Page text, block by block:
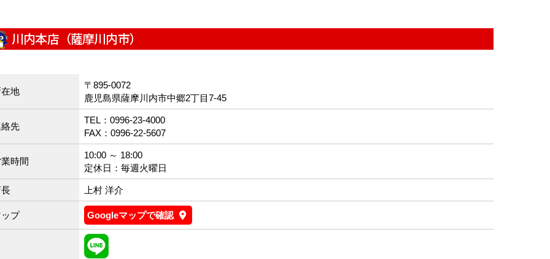
川内本店（薩摩川内市）
地
〒895-0072
鹿児島県薩摩川内市中郷2丁目7-45
先
TEL：0996-23-4000
FAX：0996-22-5607
時間
10:00 ～ 18:00
定休日：毎週火曜日
上村 洋介
プ Googleマップで確認